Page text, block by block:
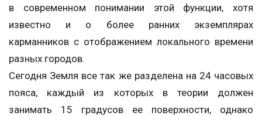
в современном понимании этой функции, хотя
известно и о более ранних экземплярах
карманников с отображением локального времени
разных городов.
Сегодня Земля все так же разделена на 24 часовых
пояса, каждый из которых в теории должен
занимать 15 градусов ее поверхности, однако